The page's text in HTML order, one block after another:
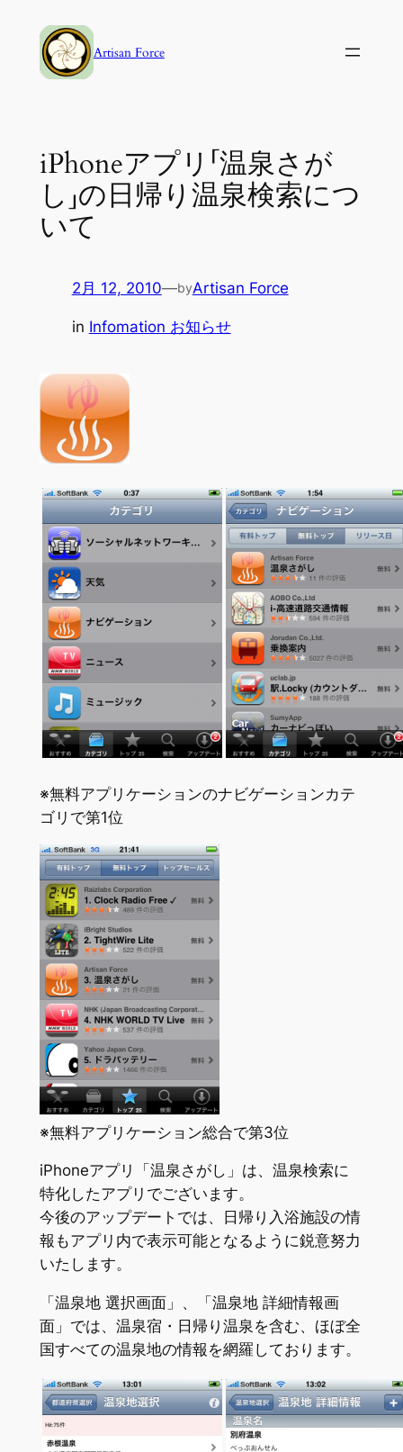
Artisan Force
iPhoneアプリ「温泉さが
し」の日帰り温泉検索につ
いて
2月 12, 2010—byArtisan Force
in Infomation お知らせ
※無料アプリケーションのナビゲーションカテ
ゴリで第1位
※無料アプリケーション総合で第3位
iPhoneアプリ「温泉さがし」は、温泉検索に
特化したアプリでございます。
今後のアップデートでは、日帰り入浴施設の情
報もアプリ内で表示可能となるように鋭意努力
いたします。
「温泉地 選択画面」、「温泉地 詳細情報画
面」では、温泉宿・日帰り温泉を含む、ほぼ全
国すべての温泉地の情報を網羅しております。